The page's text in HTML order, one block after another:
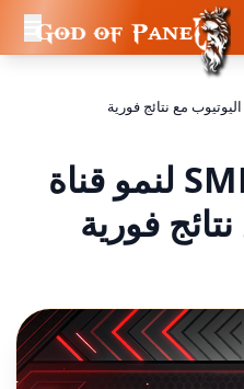
أفضل لوحة SMM لنمو قناة
فورية